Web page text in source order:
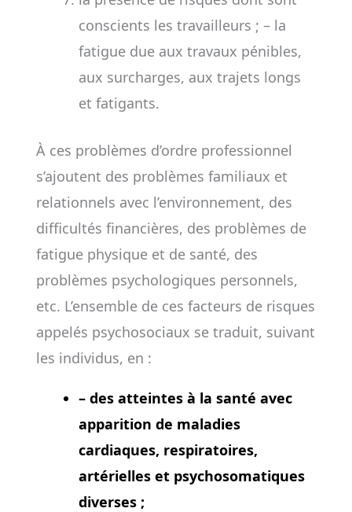
conscients les travailleurs ; – la
fatigue due aux travaux pénibles,
aux surcharges, aux trajets longs
et fatigants.
À ces problèmes d’ordre professionnel
s’ajoutent des problèmes familiaux et
relationnels avec l’environnement, des
difficultés financières, des problèmes de
fatigue physique et de santé, des
problèmes psychologiques personnels,
etc. L’ensemble de ces facteurs de risques
appelés psychosociaux se traduit, suivant
les individus, en :
– des atteintes à la santé avec
apparition de maladies
cardiaques, respiratoires,
artérielles et psychosomatiques
diverses ;